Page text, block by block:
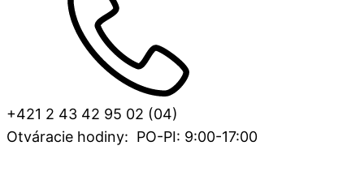
+421 2 43 42 95 02 (04)
Otváracie hodiny: PO-PI: 9:00-17:00